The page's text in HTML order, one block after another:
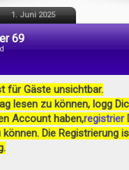
1. Juni 2025
69
für Gäste unsichtbar.
lesen zu können, logg
Account haben,registrier
können. Die Registrierung